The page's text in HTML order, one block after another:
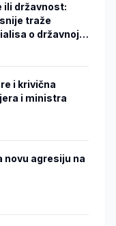
ili državnost:
traže
o državnoj
i krivična
i ministra
novu agresiju na